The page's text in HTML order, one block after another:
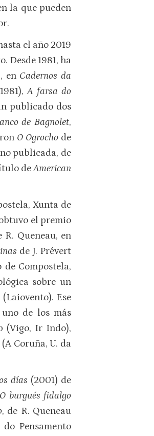
la que pueden
el año 2019
Desde 1981, ha
en Cadernos da
A farsa do
publicado dos
de Bagnolet,
O Ogrochode
publicada, de
deAmerican
Xunta de
el premio
R. Queneau, en
de J. Prévert
Compostela,
sobre un
(Laiovento). Ese
de los más
(Vigo, Ir Indo),
Coruña, U. da
días (2001) de
O burgués fidalgo
, de R. Queneau
Pensamento